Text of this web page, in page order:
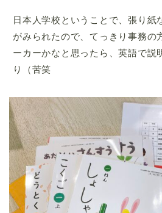
日本人学校ということで、張り紙
がみられたので、てっきり事務の
ーカーかなと思ったら、英語で説
り（苦笑